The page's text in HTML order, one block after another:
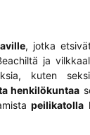
, jotka
ja
kuten
henkilökuntaa
peilikatolla